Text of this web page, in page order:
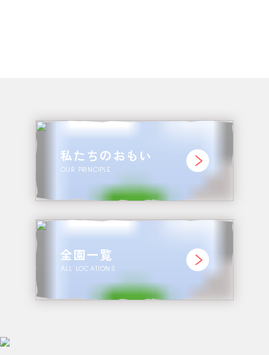
私たちのおもい
OUR PRINCIPLE
全園一覧
ALL LOCATIONS